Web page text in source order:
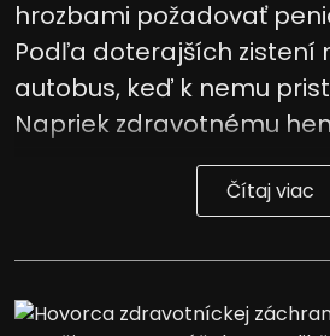
hrozbami požadovať
Podľa doterajších zistení
autobus, keď k nemu
Napriek zdravotnému hen
Čítaj viac
Reklama